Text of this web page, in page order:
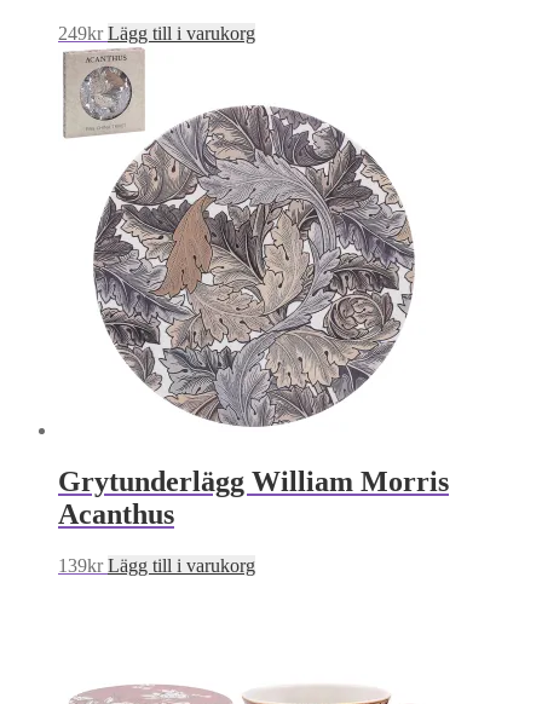
249kr Lägg till i varukorg
Grytunderlägg William Morris
Acanthus
139kr Lägg till i varukorg